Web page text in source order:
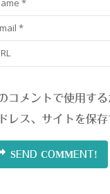
コメントで使用す
レス、サイトを保存
SEND COMMENT!